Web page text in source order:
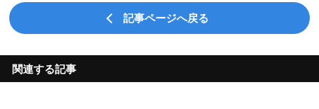
記事ページへ戻る
関連する記事